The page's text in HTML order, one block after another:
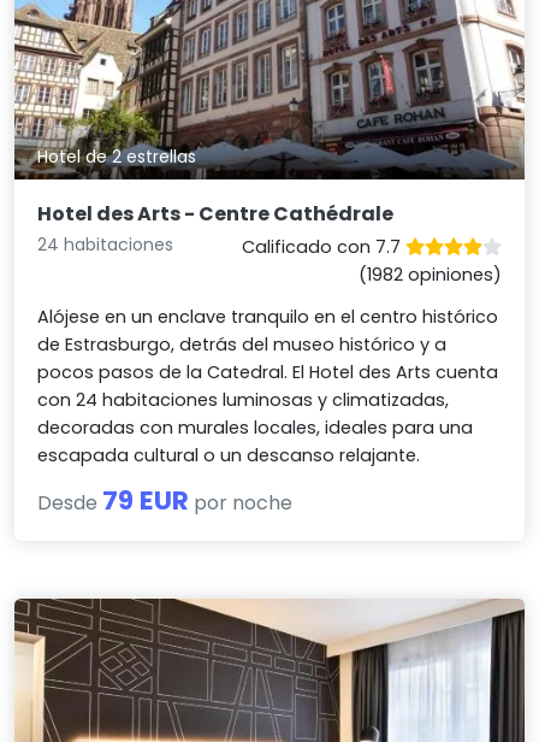
Hotel de 2 estrellas
Hotel des Arts - Centre Cathédrale
24 habitaciones
Calificado con 7.7
(1982 opiniones)
Alójese en un enclave tranquilo en el centro histórico
de Estrasburgo, detrás del museo histórico y a
pocos pasos de la Catedral. El Hotel des Arts cuenta
con 24 habitaciones luminosas y climatizadas,
decoradas con murales locales, ideales para una
escapada cultural o un descanso relajante.
Desde 79 EUR por noche